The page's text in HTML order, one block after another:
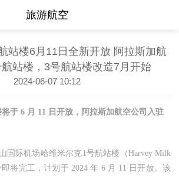
旅游航空
站楼6月11日全新开放 阿拉斯加航
站楼，3号航站楼改造7月开始
2024-06-07 10:12
于 6 月 11 日开放，阿拉斯加航空公司入驻
国际机场哈维米尔克1号航站楼（Harvey Milk
将完工，计划于 2024 年 6 月 11 日开放。该